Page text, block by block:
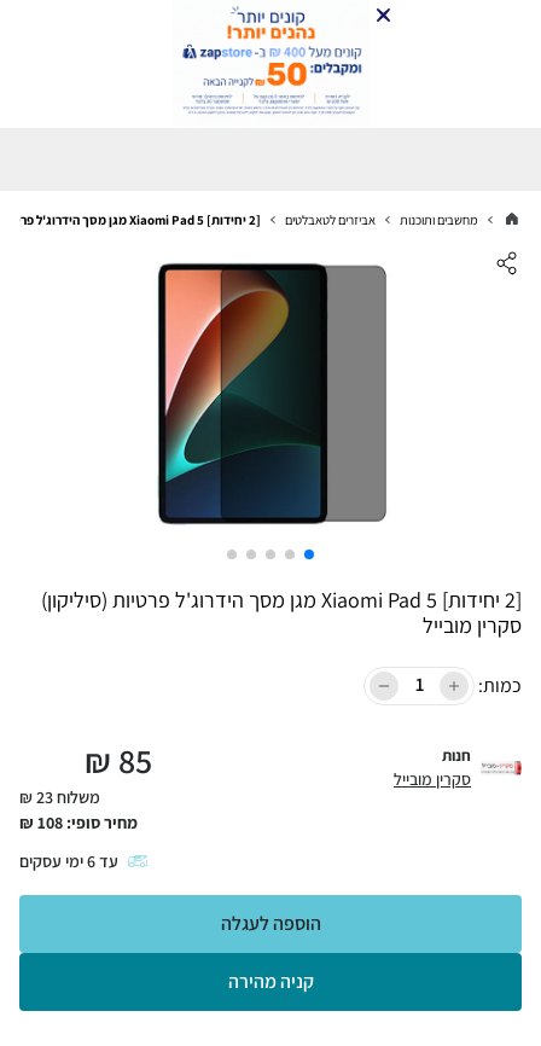
מחשבים ותוכנות אביזרים לטאבלטים [2 יחידות] Xiaomi Pad 5 מגן מסך הידרוג'ל פרטיות (סיליקון) סקרין מובייל
[2 יחידות] Xiaomi Pad 5 מגן מסך הידרוג'ל פרטיות (סיליקון)
סקרין מובייל
כמות:
חנות
סקרין מובייל 85
₪
משלוח 23 ₪
מחיר סופי: 108
₪
עד6ימי עסקים
קניה מהירה
הוספה לעגלה